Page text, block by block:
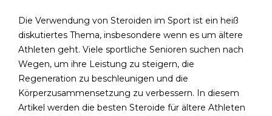
Die Verwendung von Steroiden im Sport ist ein heiß
diskutiertes Thema, insbesondere wenn es um ältere
Athleten geht. Viele sportliche Senioren suchen nach
Wegen, um ihre Leistung zu steigern, die
Regeneration zu beschleunigen und die
Körperzusammensetzung zu verbessern. In diesem
Artikel werden die besten Steroide für ältere Athleten